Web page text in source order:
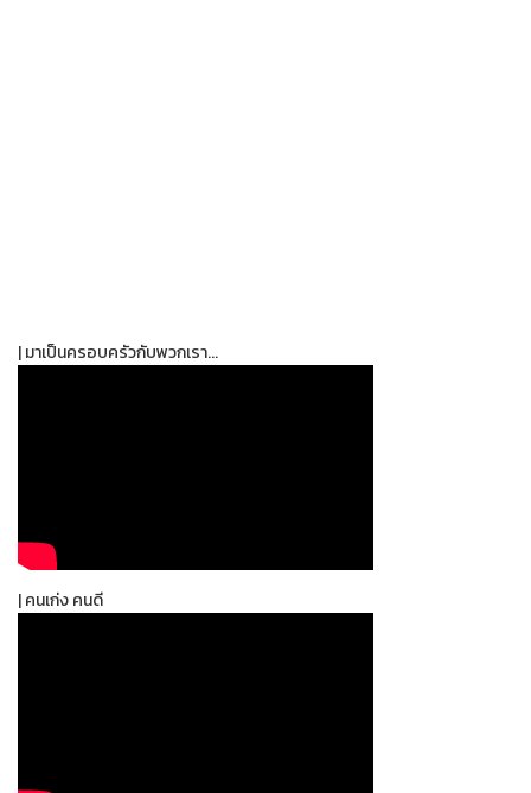
| มาเป็นครอบครัวกับพวกเรา...
| คนเก่ง คนดี